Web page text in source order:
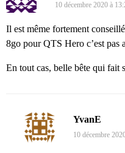
10 décembre 2020 à
Il est même fortement
8go pour QTS Hero c’est pas
En tout cas, belle bête qui fait
YvanE
10 décembre